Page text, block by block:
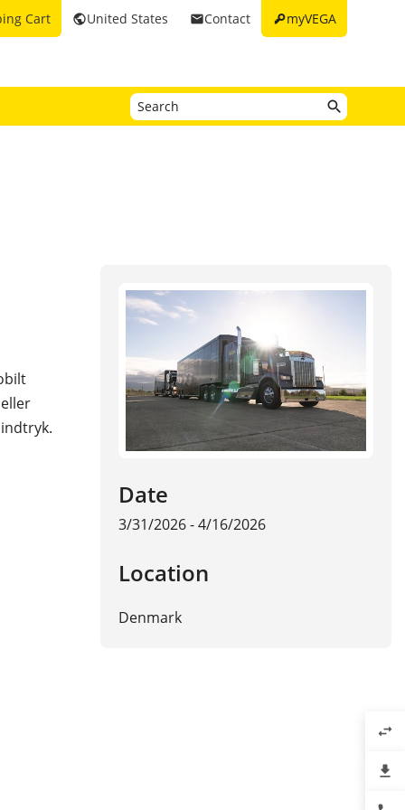
keymyVEGA
emailContact
publicUnited States
Cart
Date
3/31/2026 - 4/16/2026
Location
Denmark
swap_horiz
file_download